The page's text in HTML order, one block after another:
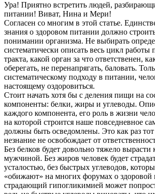
Ура! Приятно встретить людей,
питании! Виват, Нина и Мери!
Согласен со многим в этой статье.
знания о здоровом питании должно
понимании организма. Не выбирать
систематически описать весь цикл работы
тракта, какой орган за что ответственен,
оберегать, не перенапрягать, баловать.
систематическому подходу в питании,
настоящему оздоровиться.
Стоит начать хотя бы с деления пищи на
компоненты: белки, жиры и углеводы.
каждого компонента, его роль в жизни
на которой строится наше повседневное
должны быть осведомлены. Это как раз тот
незнание не освобождает от
Без белков будет довольно тяжело
мужчиной. Без жиров человек будет
усталостью, без быстрых углеводов,
«обижают» на многих форумах о здоровой
страдающий гипогликимией может